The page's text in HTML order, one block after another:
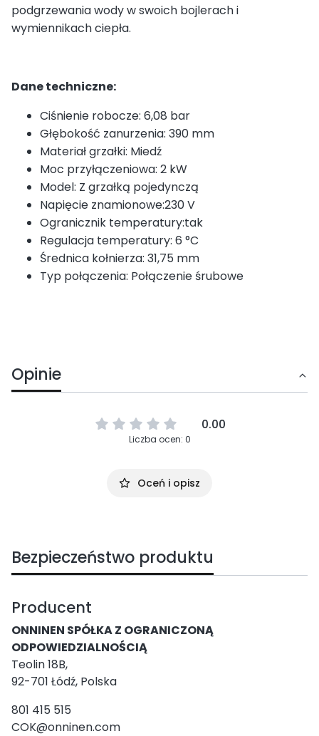
podgrzewania wody w swoich bojlerach i
wymiennikach ciepła.
Dane techniczne:
Ciśnienie robocze: 6,08 bar
Głębokość zanurzenia: 390 mm
Materiał grzałki: Miedź
Moc przyłączeniowa: 2 kW
Model: Z grzałką pojedynczą
Napięcie znamionowe:230 V
Ogranicznik temperatury:tak
Regulacja temperatury: 6 °C
Średnica kołnierza: 31,75 mm
Typ połączenia: Połączenie śrubowe
Opinie
0.00
Liczba ocen: 0
Oceń i opisz
Bezpieczeństwo produktu
Producent
ONNINEN SPÓŁKA Z OGRANICZONĄ
ODPOWIEDZIALNOŚCIĄ
Teolin 18B,
92-701 Łódź, Polska
801 415 515
COK@onninen.com